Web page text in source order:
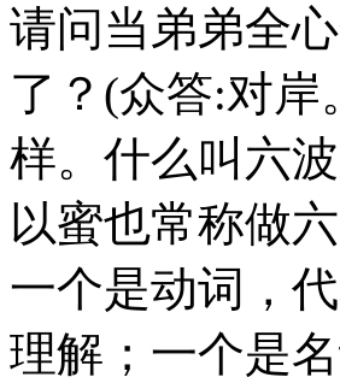
请问当弟弟全
了？(众答:对
样。什么叫六
以蜜也常称做
一个是动词，
理解；一个是